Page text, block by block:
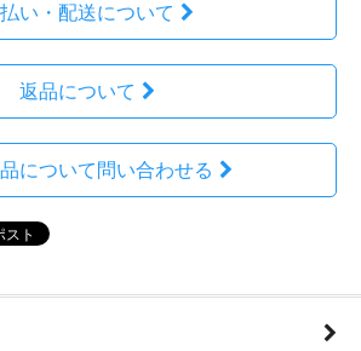
い・配送について
返品について
について問い合わせる